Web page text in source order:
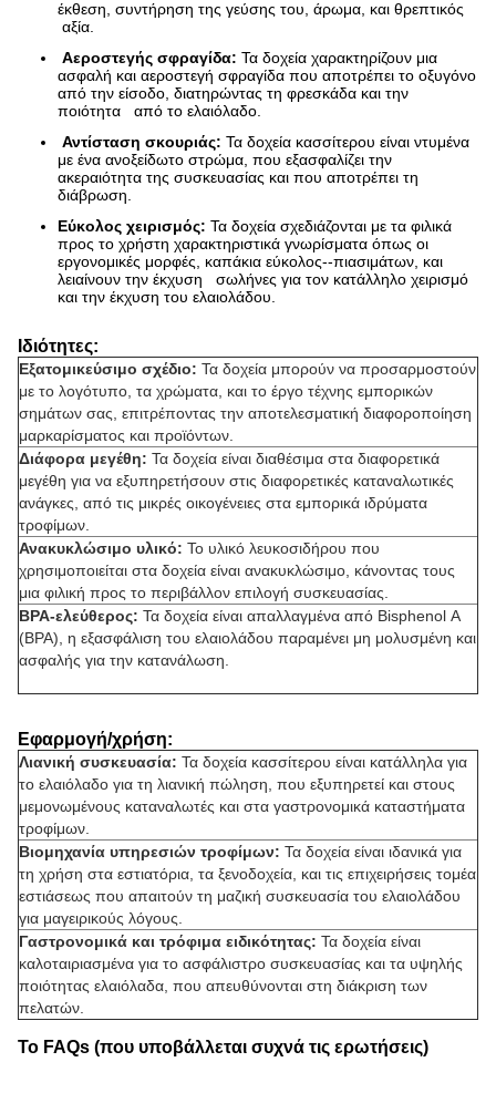
έκθεση, συντήρηση της γεύσης του, άρωμα, και θρεπτικός
αξία.
Αεροστεγής σφραγίδα: Τα δοχεία χαρακτηρίζουν μια
ασφαλή και αεροστεγή σφραγίδα που αποτρέπει το οξυγόνο
από την είσοδο, διατηρώντας τη φρεσκάδα και την
ποιότητα από το ελαιόλαδο.
Αντίσταση σκουριάς: Τα δοχεία κασσίτερου είναι ντυμένα
με ένα ανοξείδωτο στρώμα, που εξασφαλίζει την
ακεραιότητα της συσκευασίας και που αποτρέπει τη
διάβρωση.
Εύκολος χειρισμός: Τα δοχεία σχεδιάζονται με τα φιλικά
προς το χρήστη χαρακτηριστικά γνωρίσματα όπως οι
εργονομικές μορφές, καπάκια εύκολος--πιασιμάτων, και
λειαίνουν την έκχυση σωλήνες για τον κατάλληλο χειρισμό
και την έκχυση του ελαιολάδου.
Ιδιότητες:
Εξατομικεύσιμο σχέδιο: Τα δοχεία μπορούν να προσαρμοστούν
με το λογότυπο, τα χρώματα, και το έργο τέχνης εμπορικών
σημάτων σας, επιτρέποντας την αποτελεσματική διαφοροποίηση
μαρκαρίσματος και προϊόντων.
Διάφορα μεγέθη: Τα δοχεία είναι διαθέσιμα στα διαφορετικά
μεγέθη για να εξυπηρετήσουν στις διαφορετικές καταναλωτικές
ανάγκες, από τις μικρές οικογένειες στα εμπορικά ιδρύματα
τροφίμων.
Ανακυκλώσιμο υλικό: Το υλικό λευκοσιδήρου που
χρησιμοποιείται στα δοχεία είναι ανακυκλώσιμο, κάνοντας τους
μια φιλική προς το περιβάλλον επιλογή συσκευασίας.
BPA-ελεύθερος: Τα δοχεία είναι απαλλαγμένα από Bisphenol Α
(BPA), η εξασφάλιση του ελαιολάδου παραμένει μη μολυσμένη και
ασφαλής για την κατανάλωση.
Εφαρμογή/χρήση:
Λιανική συσκευασία: Τα δοχεία κασσίτερου είναι κατάλληλα για
το ελαιόλαδο για τη λιανική πώληση, που εξυπηρετεί και στους
μεμονωμένους καταναλωτές και στα γαστρονομικά καταστήματα
τροφίμων.
Βιομηχανία υπηρεσιών τροφίμων: Τα δοχεία είναι ιδανικά για
τη χρήση στα εστιατόρια, τα ξενοδοχεία, και τις επιχειρήσεις τομέα
εστιάσεως που απαιτούν τη μαζική συσκευασία του ελαιολάδου
για μαγειρικούς λόγους.
Γαστρονομικά και τρόφιμα ειδικότητας: Τα δοχεία είναι
καλοταιριασμένα για το ασφάλιστρο συσκευασίας και τα υψηλής
ποιότητας ελαιόλαδα, που απευθύνονται στη διάκριση των
πελατών.
Το FAQs (που υποβάλλεται συχνά τις ερωτήσεις)